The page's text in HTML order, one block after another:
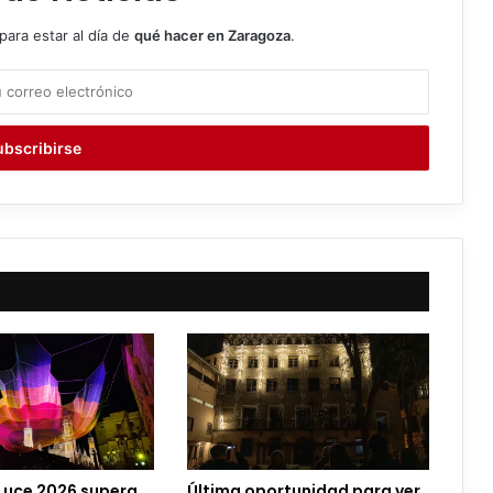
estar al día de qué hacer en Zaragoza.